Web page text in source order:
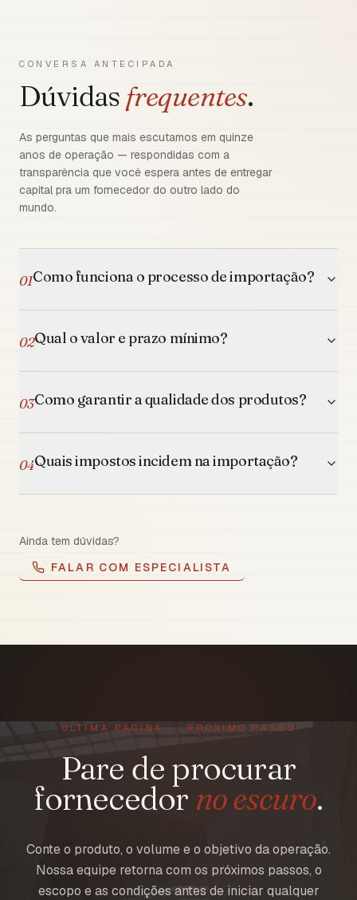
CONVERSA ANTECIPADA
Dúvidas frequentes.
As perguntas que mais escutamos em quinze
anos de operação — respondidas com a
transparência que você espera antes de entregar
capital pra um fornecedor do outro lado do
mundo.
01Como funciona o processo de importação?
02Qual o valor e prazo mínimo?
03Como garantir a qualidade dos produtos?
04Quais impostos incidem na importação?
Ainda tem dúvidas?
FALAR COM ESPECIALISTA
ÚLTIMA PÁGINA · PRÓXIMO PASSO
Pare de procurar
fornecedor no escuro.
Conte o produto, o volume e o objetivo da operação.
Nossa equipe retorna com os próximos passos, o
escopo e as condições antes de iniciar qualquer